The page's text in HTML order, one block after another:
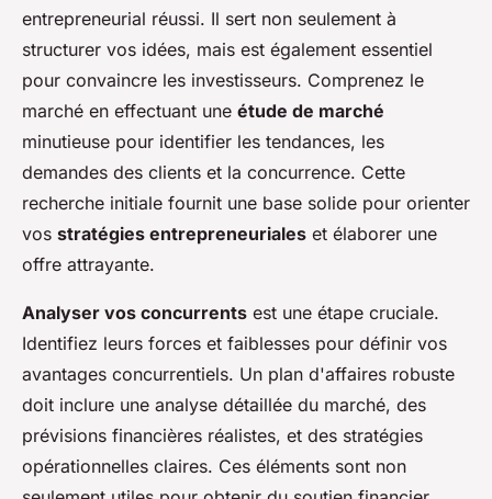
entrepreneurial réussi. Il sert non seulement à
structurer vos idées, mais est également essentiel
pour convaincre les investisseurs. Comprenez le
marché en effectuant une étude de marché
minutieuse pour identifier les tendances, les
demandes des clients et la concurrence. Cette
recherche initiale fournit une base solide pour orienter
vos stratégies entrepreneuriales et élaborer une
offre attrayante.
Analyser vos concurrents est une étape cruciale.
Identifiez leurs forces et faiblesses pour définir vos
avantages concurrentiels. Un plan d'affaires robuste
doit inclure une analyse détaillée du marché, des
prévisions financières réalistes, et des stratégies
opérationnelles claires. Ces éléments sont non